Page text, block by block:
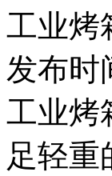
工业烤
发布时
工业烤
足轻重